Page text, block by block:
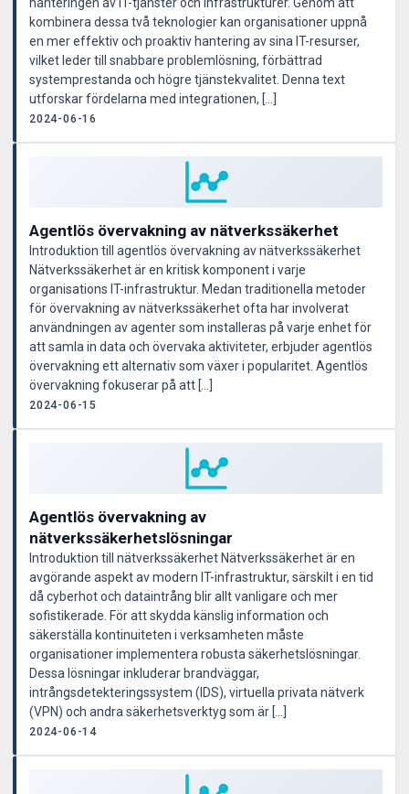
kombinera dessa två teknologier kan organisationer uppnå
en mer effektiv och proaktiv hantering av sina IT-resurser,
vilket leder till snabbare problemlösning, förbättrad
systemprestanda och högre tjänstekvalitet. Denna text
utforskar fördelarna med integrationen, […]
2024-06-16
Agentlös övervakning av nätverkssäkerhet
Introduktion till agentlös övervakning av nätverkssäkerhet
Nätverkssäkerhet är en kritisk komponent i varje
organisations IT-infrastruktur. Medan traditionella metoder
för övervakning av nätverkssäkerhet ofta har involverat
användningen av agenter som installeras på varje enhet för
att samla in data och övervaka aktiviteter, erbjuder agentlös
övervakning ett alternativ som växer i popularitet. Agentlös
övervakning fokuserar på att […]
2024-06-15
Agentlös övervakning av
nätverkssäkerhetslösningar
Introduktion till nätverkssäkerhet Nätverkssäkerhet är en
avgörande aspekt av modern IT-infrastruktur, särskilt i en tid
då cyberhot och dataintrång blir allt vanligare och mer
sofistikerade. För att skydda känslig information och
säkerställa kontinuiteten i verksamheten måste
organisationer implementera robusta säkerhetslösningar.
Dessa lösningar inkluderar brandväggar,
intrångsdetekteringssystem (IDS), virtuella privata nätverk
(VPN) och andra säkerhetsverktyg som är […]
2024-06-14